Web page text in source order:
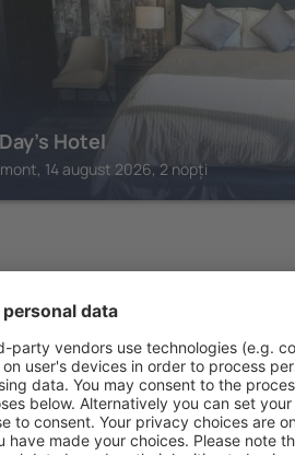
Hotel
14 august 2026, 2 nopți